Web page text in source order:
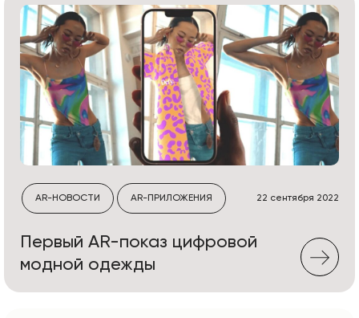
AR-НОВОСТИ AR-ПРИЛОЖЕНИЯ 22 сентября 2022
Первый AR-показ цифровой
модной одежды